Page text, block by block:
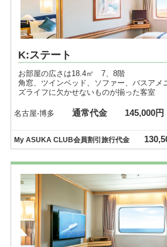
K:ステート
お部屋の広さは18.4㎡ 7、8階
角窓、ツインベッド、ソファー、バスアメ
ズライフに欠かせないものが揃った客室
名古屋-博多 通常代金 145,000円
My ASUKA CLUB会員割引旅行代金